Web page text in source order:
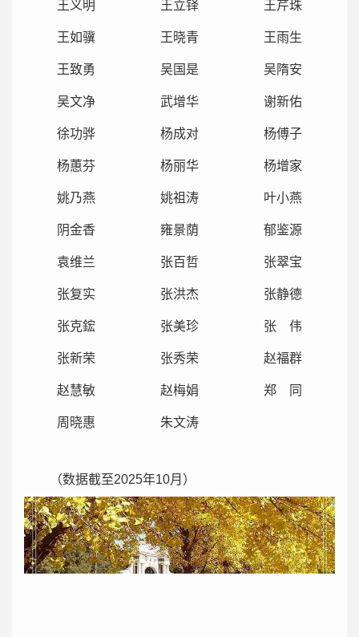
王义明 王立铎 王芹珠
王如骥 王晓青 王雨生
王致勇 吴国是 吴隋安
吴文净 武增华 谢新佑
徐功骅 杨成对 杨傅子
杨蕙芬 杨丽华 杨增家
姚乃燕 姚祖涛 叶小燕
阴金香 雍景荫 郁鉴源
袁维兰 张百哲 张翠宝
张复实 张洪杰 张静德
张克鋐 张美珍 张 伟
张新荣 张秀荣 赵福群
赵慧敏 赵梅娟 郑 同
周晓惠 朱文涛
（数据截至2025年10月）